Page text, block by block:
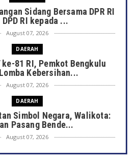
Sidang Bersama DPR RI
DPD RI kepada ...
August 07, 2026
DAERAH
ke-81 RI, Pemkot Bengkulu
Kebersihan...
August 07, 2026
DAERAH
Simbol Negara, Walikota:
Pasang Bende...
August 07, 2026
DAERAH